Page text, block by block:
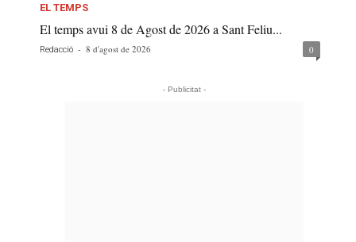
EL TEMPS
El temps avui 8 de Agost de 2026 a Sant Feliu...
Redacció - 8 d'agost de 2026 0
- Publicitat -